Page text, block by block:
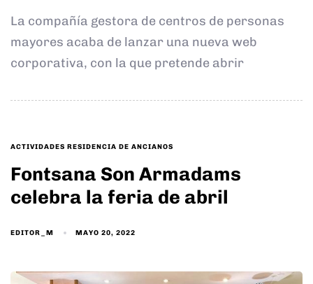
La compañía gestora de centros de personas
mayores acaba de lanzar una nueva web
corporativa, con la que pretende abrir
TAGS
ACTIVIDADES RESIDENCIA DE ANCIANOS
Fontsana Son Armadams
celebra la feria de abril
EDITOR_M MAYO 20, 2022